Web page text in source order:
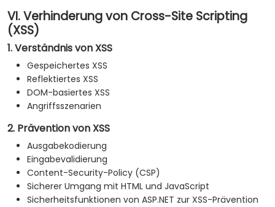
VI. Verhinderung von Cross-Site Scripting
(XSS)
1. Verständnis von XSS
Gespeichertes XSS
Reflektiertes XSS
DOM-basiertes XSS
Angriffsszenarien
2. Prävention von XSS
Ausgabekodierung
Eingabevalidierung
Content-Security-Policy (CSP)
Sicherer Umgang mit HTML und JavaScript
Sicherheitsfunktionen von ASP.NET zur XSS-Prävention